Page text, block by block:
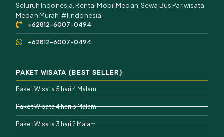
Seluruh Indonesia, Rental Mobil Medan, Sewa Bus Pariwisata
Medan Murah #1 Indonesia.
+62812-6007-0494
+62812-6007-0494
PAKET WISATA (BEST SELLER)
Paket Wisata 5 hari 4 Malam
Paket Wisata 4 hari 3 Malam
Paket Wisata 3 hari 2 Malam